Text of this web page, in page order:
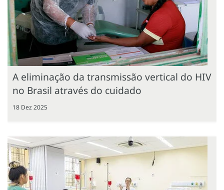
A eliminação da transmissão vertical do HIV
no Brasil através do cuidado
18 Dez 2025